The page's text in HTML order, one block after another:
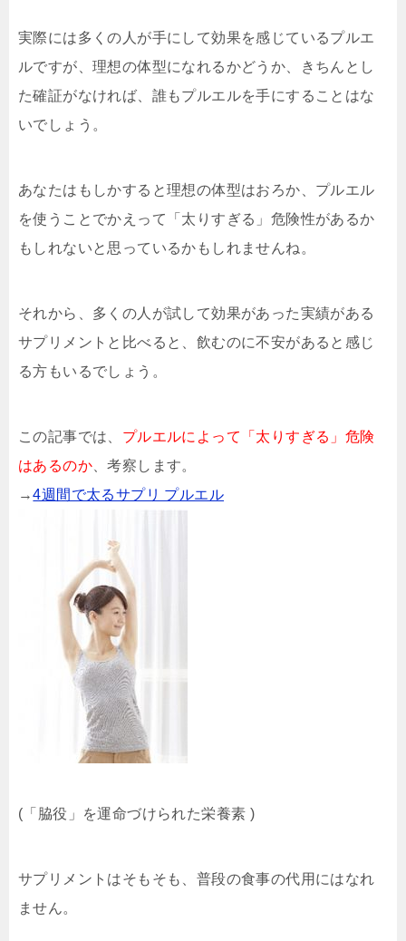
実際には多くの人が手にして効果を感じているプルエ
ルですが、理想の体型になれるかどうか、きちんとし
た確証がなければ、誰もプルエルを手にすることはな
いでしょう。
あなたはもしかすると理想の体型はおろか、プルエル
を使うことでかえって「太りすぎる」危険性があるか
もしれないと思っているかもしれませんね。
それから、多くの人が試して効果があった実績がある
サプリメントと比べると、飲むのに不安があると感じ
る方もいるでしょう。
この記事では、 プルエルによって「太りすぎる」危険
はあるのか 、考察します。
→4週間で太るサプリ プルエル
(「脇役」を運命づけられた栄養素 )
サプリメントはそもそも、普段の食事の代用にはなれ
ません。